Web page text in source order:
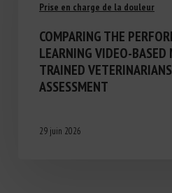
Prise en charge de la douleur
COMPARING THE
LEARNING VIDEO-BASED
TRAINED
ASSESSMENT
29 juin 2026